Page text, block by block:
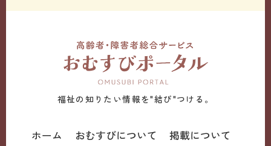
福祉の知りたい情報を"結び"つける。
ホーム おむすびについて
掲載について